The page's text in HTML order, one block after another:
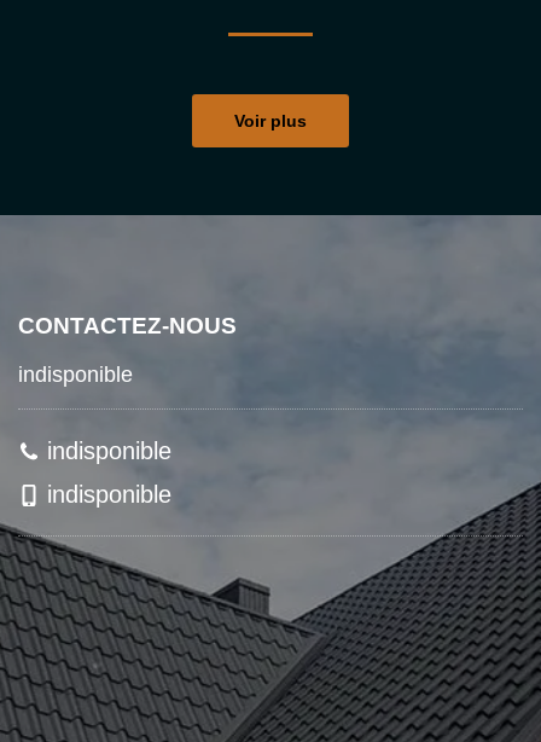
Voir plus
CONTACTEZ-NOUS
indisponible
indisponible
indisponible